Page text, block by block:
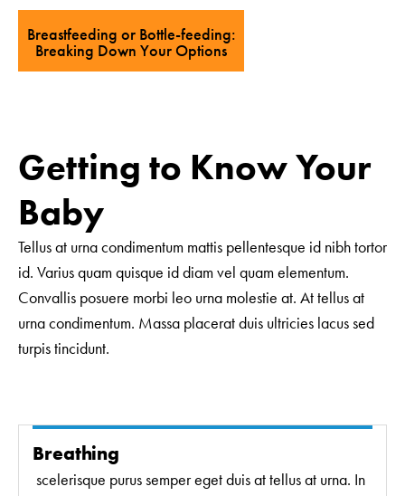
Breastfeeding or Bottle-feeding:
Breaking Down Your Options
Getting to Know Your
Baby
Tellus at urna condimentum mattis pellentesque id nibh tortor
id. Varius quam quisque id diam vel quam elementum.
Convallis posuere morbi leo urna molestie at. At tellus at
urna condimentum. Massa placerat duis ultricies lacus sed
turpis tincidunt.
Breathing
scelerisque purus semper eget duis at tellus at urna. In